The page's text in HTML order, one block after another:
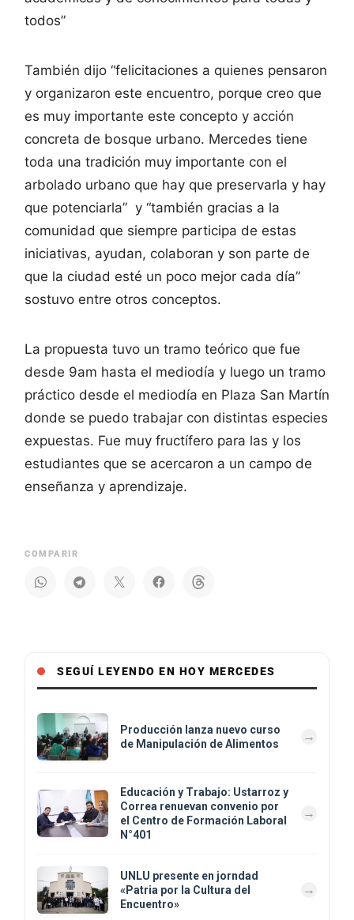
todos”
También dijo “felicitaciones a quienes pensaron
y organizaron este encuentro, porque creo que
es muy importante este concepto y acción
concreta de bosque urbano. Mercedes tiene
toda una tradición muy importante con el
arbolado urbano que hay que preservarla y hay
que potenciarla” y “también gracias a la
comunidad que siempre participa de estas
iniciativas, ayudan, colaboran y son parte de
que la ciudad esté un poco mejor cada día”
sostuvo entre otros conceptos.
La propuesta tuvo un tramo teórico que fue
desde 9am hasta el mediodía y luego un tramo
práctico desde el mediodía en Plaza San Martín
donde se puedo trabajar con distintas especies
expuestas. Fue muy fructífero para las y los
estudiantes que se acercaron a un campo de
enseñanza y aprendizaje.
COMPARIR
SEGUÍ LEYENDO EN HOY MERCEDES
Producción lanza nuevo curso
de Manipulación de Alimentos
Educación y Trabajo: Ustarroz y
Correa renuevan convenio por
el Centro de Formación Laboral
N°401
UNLU presente en jorndad
«Patria por la Cultura del
Encuentro»